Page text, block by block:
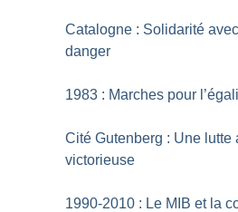
Catalogne : Solidarité
danger
1983 : Marches pour
Cité Gutenberg : Une lutte
victorieuse
1990-2010 : Le MIB et la